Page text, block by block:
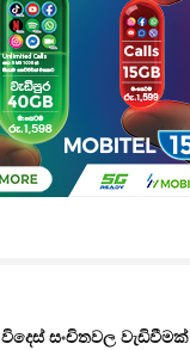
විදෙස් සංචිතවල වැඩිවීමක්